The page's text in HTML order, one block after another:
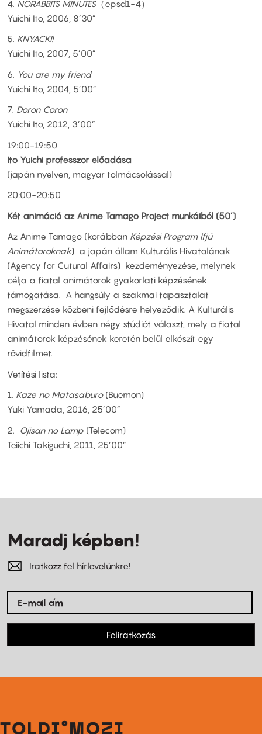
4. NORABBITS MINUTES（epsd1-4）
Yuichi Ito, 2006, 8’30”
5. KNYACKI!
Yuichi Ito, 2007, 5’00”
6. You are my friend
Yuichi Ito, 2004, 5’00”
7. Doron Coron
Yuichi Ito, 2012, 3’00”
19:00-19:50
Ito Yuichi professzor előadása
(japán nyelven, magyar tolmácsolással)
20:00-20:50
Két animáció az Anime Tamago Project munkáiból (50’)
Az Anime Tamago (korábban Képzési Program Ifjú
Animátoroknak) a japán állam Kulturális Hivatalának
(Agency for Cutural Affairs) kezdeményezése, melynek
célja a fiatal animátorok gyakorlati képzésének
támogatása. A hangsúly a szakmai tapasztalat
megszerzése közbeni fejlődésre helyeződik. A Kulturális
Hivatal minden évben négy stúdiót választ, mely a fiatal
animátorok képzésének keretén belül elkészít egy
rövidfilmet.
Vetítési lista:
1. Kaze no Matasaburo(Buemon)
Yuki Yamada, 2016, 25’00”
2.
Ojisan no Lamp (Telecom)
Teiichi Takiguchi, 2011, 25’00”
Maradj képben!
Iratkozz fel hírlevelünkre!
Feliratkozás